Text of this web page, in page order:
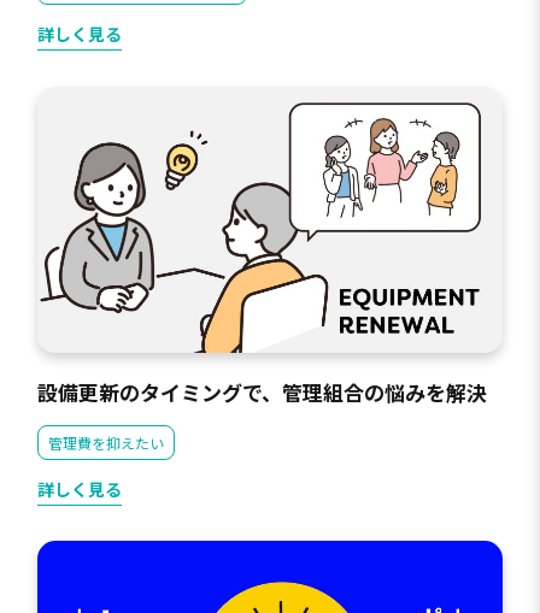
詳しく見る
設備更新のタイミングで、管理組合の悩みを解決
管理費を抑えたい
詳しく見る